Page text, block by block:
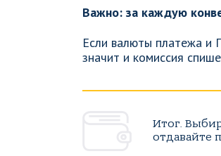
Важно: за каждую
Если валюты платежа и
значит и комиссия
Итог.
отдавайте